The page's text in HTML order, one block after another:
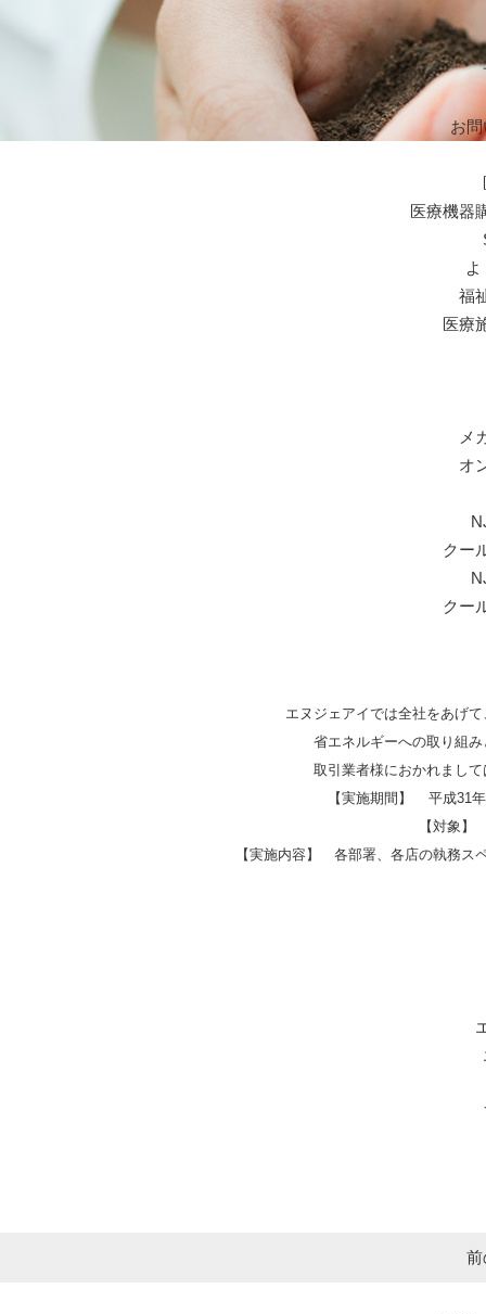
お
医療機器
福
医療
メ
オ
クー
クー
エヌジェアイでは全社をあげ
省エネルギーへの取り組
取引業者様におかれまし
【実施期間】
平成31
【対象
【実施内容】 各部署、各店の執務ス
前